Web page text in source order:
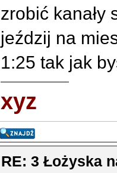
zrobić kanały
jeździj na
1:25 tak jak
xyz
RE: 3 Łożyska